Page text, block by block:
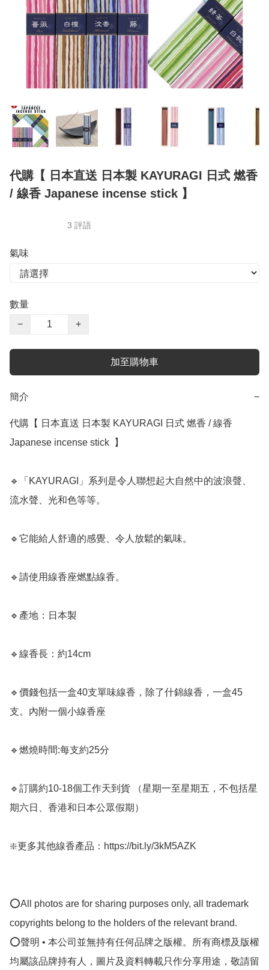
代購【 日本直送 日本製 KAYURAGI 日式 燃香
/ 線香 Japanese incense stick 】
3 評語
氣味
數量
−
+
加至購物車
簡介 −
代購【 日本直送 日本製 KAYURAGI 日式 燃香 / 線香
Japanese incense stick  】﻿
🔹「KAYURAGI」系列是令人聯想起大自然中的波浪聲、
流水聲、光和色等等。
🔹它能給人舒適的感覺、令人放鬆的氣味。
🔹請使用線香座燃點線香。
🔹產地：日本製
🔹線香長：約14cm
🔹價錢包括一盒40支單味線香，除了什錦線香，一盒45
支。內附一個小線香座
🔹燃燒時間:每支約25分
🔹訂購約10-18個工作天到貨 （星期一至星期五，不包括星
期六日、香港和日本公眾假期）
❇️更多其他線香產品：https://bit.ly/3kM5AZK
⭕All photos are for sharing purposes only, all trademark
copyrights belong to the holders of the relevant brand.
⭕聲明 • 本公司並無持有任何品牌之版權。所有商標及版權
均屬該品牌持有人，圖片及資料轉載只作分享用途，敬請留